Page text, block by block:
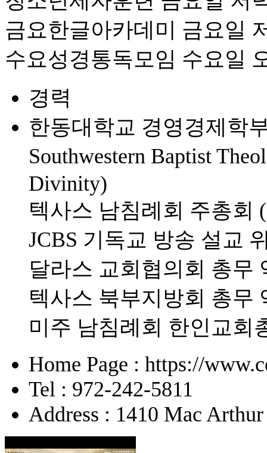
금요한글아카데미 금요일
수요성경통독모임 수요일
경력
한동대학교 경영경제학
Southwestern Baptist
Divinity)
텍사스 남침례회 주총회
JCBS 기독교 방송 설교
달라스 교회협의회 총무
텍사스 북부지방회 총무
미주 남침례회 한인교회
Home Page : https://
Tel : 972-242-5811
Address : 1410 Mac